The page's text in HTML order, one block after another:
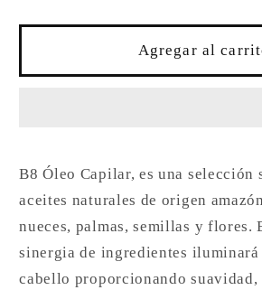
cantidad
para
B8
cantidad
para
ÓLEO
B8
Agregar al
B8 Óleo Capilar, es una selección
aceites naturales de origen
nueces, palmas, semillas y flores.
sinergia de ingredientes
cabello proporcionando suavidad,